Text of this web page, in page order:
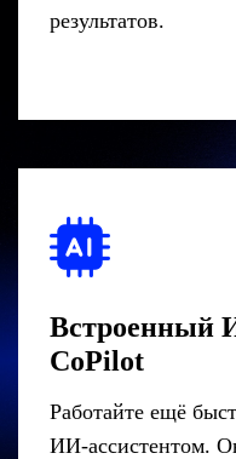
результатов.
Встроенный
CoPilot
Работайте ещё
ИИ‑ассистентом.